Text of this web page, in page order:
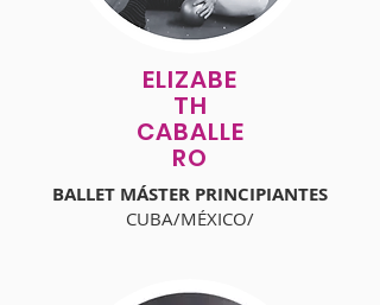
ELIZABE
TH
CABALLE
RO
BALLET MÁSTER PRINCIPIANTES
CUBA/MÉXICO/